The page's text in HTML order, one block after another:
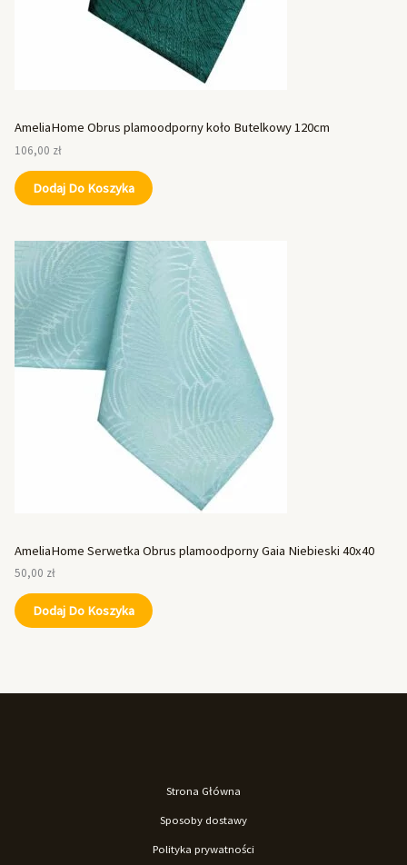
AmeliaHome Obrus plamoodporny koło Butelkowy 120cm
106,00 zł
Dodaj Do Koszyka
AmeliaHome Serwetka Obrus plamoodporny Gaia Niebieski 40x40
50,00 zł
Dodaj Do Koszyka
Strona Główna
Sposoby dostawy
Polityka prywatności